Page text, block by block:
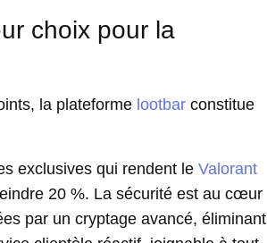
choix pour la
la plateforme lootbar constitue
exclusives qui rendent le Valorant
20 %. La sécurité est au cœur
par un cryptage avancé, éliminant